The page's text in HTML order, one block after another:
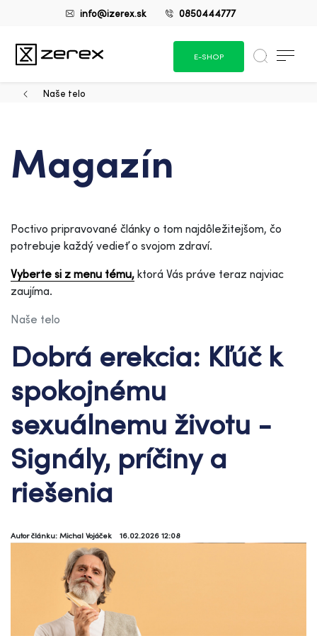
info@izerex.sk 0850444777
E-SHOP
Naše telo
Magazín
Poctivo pripravované články o tom najdôležitejšom, čo
potrebuje každý vedieť o svojom zdraví.
Vyberte si z menu tému, ktorá Vás práve teraz najviac
zaujíma.
Naše telo
Dobrá erekcia: Kľúč k
spokojnému
sexuálnemu životu -
Signály, príčiny a
riešenia
Autor článku: Michal Vojáček 16.02.2026 12:08